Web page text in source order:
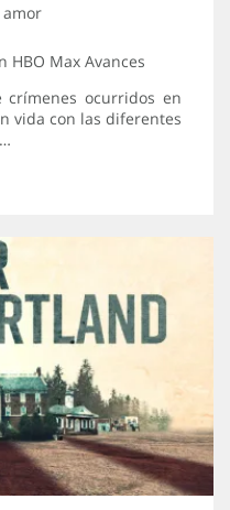
HBO Max Avances
crímenes ocurridos en
vida con las diferentes